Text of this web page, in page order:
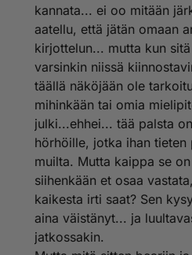
kannata... ei oo mitään
aatellu, että jätän omaan
kirjottelun... mutta kun
varsinkin niissä
täällä näköjään ole
mihinkään tai omia
julki...ehhei... tää palsta
hörhöille, jotka ihan
muilta. Mutta kaippa se
siihenkään et osaa
kaikesta irti saat? Sen
aina väistänyt... ja
jatkossakin.